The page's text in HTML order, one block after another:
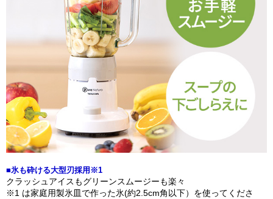
■氷も砕ける大型刃採用※1
クラッシュアイスもグリーンスムージーも楽々
※1 は家庭用製氷皿で作った氷(約2.5cm角以下）を使ってくださ